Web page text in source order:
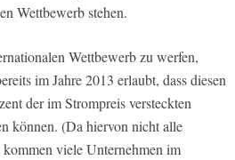
Wettbewerb stehen.
Wettbewerb zu werfen,
im Jahre 2013 erlaubt, dass diesen
der im Strompreis versteckten
können. (Da hiervon nicht alle
viele Unternehmen im